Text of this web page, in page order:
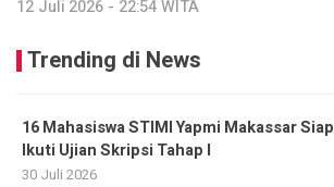
12 Juli 2026 - 22:54 WITA
Trending di News
16 Mahasiswa STIMI Yapmi Makassar Siap
Ikuti Ujian Skripsi Tahap I
30 Juli 2026